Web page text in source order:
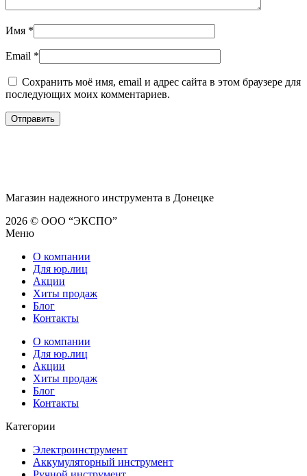
Имя *
Email *
Сохранить моё имя, email и адрес сайта в этом браузере для
последующих моих комментариев.
Магазин надежного инструмента в Донецке
2026 © ООО “ЭКСПО”
Меню
О компании
Для юр.лиц
Акции
Хиты продаж
Блог
Контакты
О компании
Для юр.лиц
Акции
Хиты продаж
Блог
Контакты
Категории
Электроинструмент
Аккумуляторный инструмент